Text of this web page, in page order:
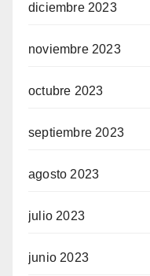
diciembre 2023
noviembre 2023
octubre 2023
septiembre 2023
agosto 2023
julio 2023
junio 2023